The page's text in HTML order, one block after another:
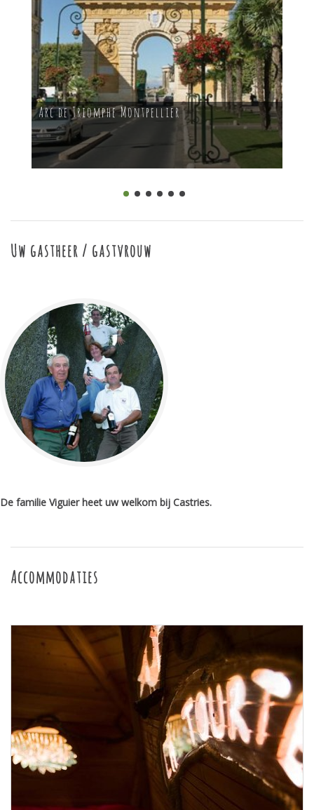
Arc de Triomphe Montpellier
Uw gastheer / gastvrouw
De familie Viguier heet uw welkom bij Castries.
Accommodaties